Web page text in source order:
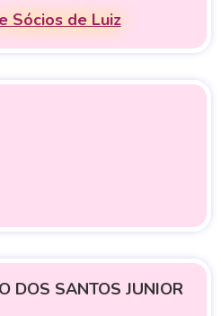
Sócios de Luiz
DOS SANTOS JUNIOR